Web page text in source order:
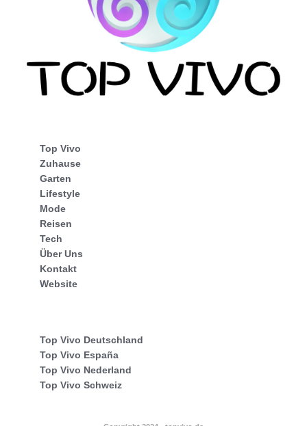
Top Vivo
Zuhause
Garten
Lifestyle
Mode
Reisen
Tech
Über Uns
Kontakt
Website
Top Vivo Deutschland
Top Vivo España
Top Vivo Nederland
Top Vivo Schweiz